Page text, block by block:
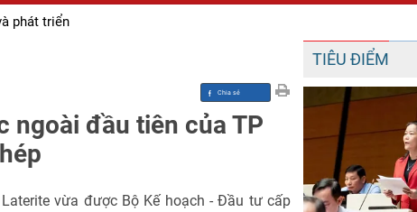
phát triển
ngoài đầu tiên của TP
vừa được Bộ Kế hoạch - Đầu tư cấp
TIÊU ĐIỂM